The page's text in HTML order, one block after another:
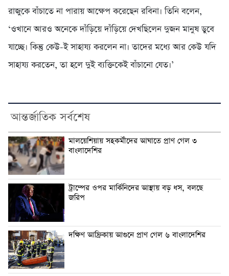
রাজুকে বাঁচাতে না পারায় আক্ষেপ করেছেন রবিনা। তিনি বলেন,
‘ওখানে আরও অনেকে দাঁড়িয়ে দাঁড়িয়ে দেখছিলেন দুজন মানুষ ডুবে
যাচ্ছে। কিন্তু কেউ-ই সাহায্য করলেন না। তাদের মধ্যে আর কেউ যদি
সাহায্য করতেন, তা হলে দুই ব্যক্তিকেই বাঁচানো যেত।’
আন্তর্জাতিক সর্বশেষ
মালয়েশিয়ায় সহকর্মীদের আঘাতে প্রাণ গেল ৩
বাংলাদেশির
ট্রাম্পের ওপর মার্কিনিদের আস্থায় বড় ধস, বলছে
জরিপ
দক্ষিণ আফ্রিকায় আগুনে প্রাণ গেল ৬ বাংলাদেশির